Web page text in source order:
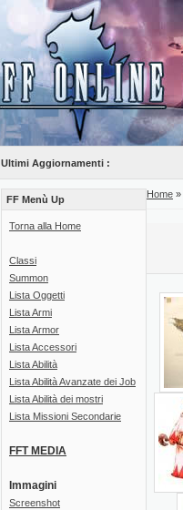
Ultimi Aggiornamenti :
FF Menù Up
Torna alla Home
Classi
Summon
Lista Oggetti
Lista Armi
Lista Armor
Lista Accessori
Lista Abilità
Lista Abilità Avanzate dei Job
Lista Abilità dei mostri
Lista Missioni Secondarie
FFT MEDIA
Immagini
Screenshot
Home »